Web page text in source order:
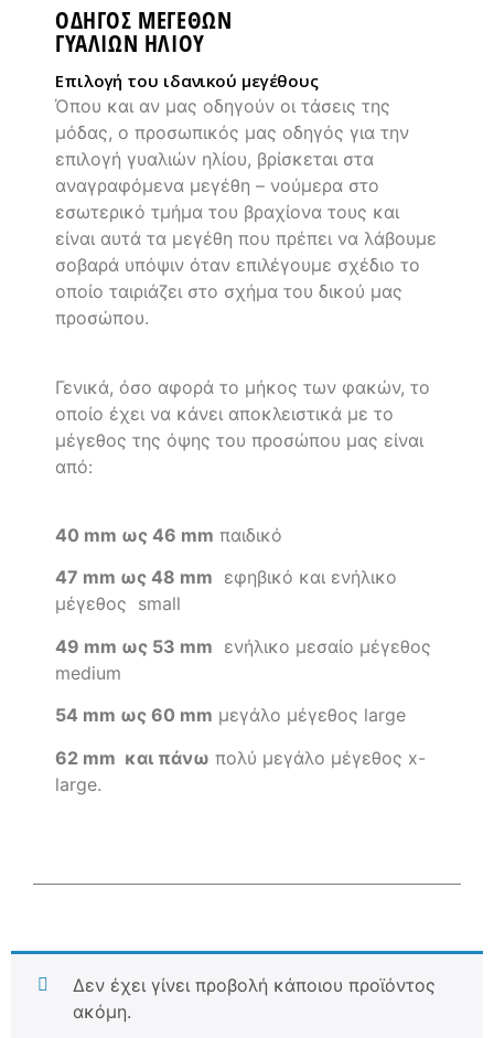
ΟΔΗΓΌΣ ΜΕΓΕΘΏΝ
ΓΥΑΛΙΩΝ ΗΛΙΟΥ
Eπιλογή του ιδανικού μεγέθους
Όπου και αν μας οδηγούν οι τάσεις της
μόδας, ο προσωπικός μας οδηγός για την
επιλογή γυαλιών ηλίου, βρίσκεται στα
αναγραφόμενα μεγέθη – νούμερα στο
εσωτερικό τμήμα του βραχίονα τους και
είναι αυτά τα μεγέθη που πρέπει να λάβουμε
σοβαρά υπόψιν όταν επιλέγουμε σχέδιο το
οποίο ταιριάζει στο σχήμα του δικού μας
προσώπου.
Γενικά, όσο αφορά το μήκος των φακών, το
οποίο έχει να κάνει αποκλειστικά με το
μέγεθος της όψης του προσώπου μας είναι
από:
40 mm ως 46 mm παιδικό
47 mm ως 48 mm εφηβικό και ενήλικο
μέγεθος small
49 mm ως 53 mm ενήλικο μεσαίο μέγεθος
medium
54 mm ως 60 mm μεγάλο μέγεθος large
62 mm και πάνω πολύ μεγάλο μέγεθος x-
large.
Δεν έχει γίνει προβολή κάποιου προϊόντος
ακόμη.